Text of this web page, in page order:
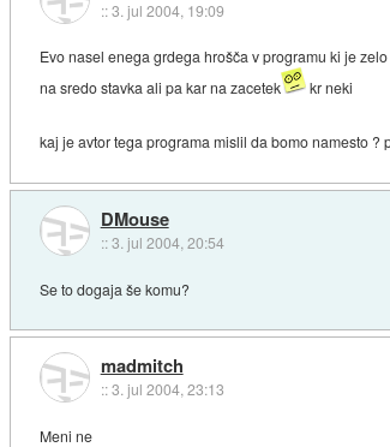
::3. jul 2004, 19:09
Evo nasel enega grdega hrošča v programu ki je
na sredo stavka ali pa kar na zacetek
kr neki
kaj je avtor tega programa mislil da bomo namesto ?
DMouse
::3. jul 2004, 20:54
Se to dogaja še komu?
madmitch
::3. jul 2004, 23:13
Meni ne